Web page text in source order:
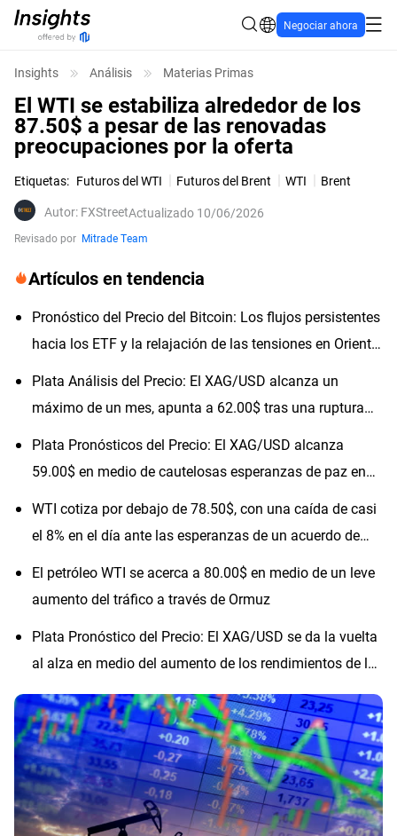
Negociar ahora
Insights Análisis Materias Primas
El WTI se estabiliza alrededor de los
87.50$ a pesar de las renovadas
preocupaciones por la oferta
Etiquetas: Futuros del WTI Futuros del Brent WTI
Brent
Autor: FXStreetActualizado 10/06/2026
Revisado por Mitrade Team
Artículos en tendencia
Pronóstico del Precio del Bitcoin: Los flujos persistentes
hacia los ETF y la relajación de las tensiones en Oriente
Plata Análisis del Precio: El XAG/USD alcanza un
máximo de un mes, apunta a 62.00$ tras una ruptura
Plata Pronósticos del Precio: El XAG/USD alcanza
59.00$ en medio de cautelosas esperanzas de paz en
WTI cotiza por debajo de 78.50$, con una caída de casi
el 8% en el día ante las esperanzas de un acuerdo de
El petróleo WTI se acerca a 80.00$ en medio de un leve
aumento del tráfico a través de Ormuz
Plata Pronóstico del Precio: El XAG/USD se da la vuelta
al alza en medio del aumento de los rendimientos de los